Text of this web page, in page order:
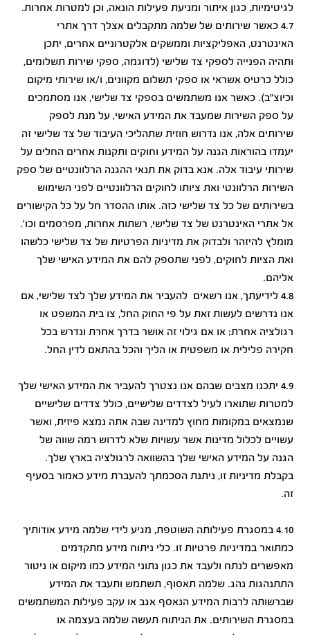
לגיטימיות, כגון איתור ומניעת פעילות הונאה, וכן למטרות אחרות.
4.7 כאשר שירותים של שלמה מתקבלים אצלך דרך אתרי
האינטרנט, האפליקציות וממשקים אלקטרוניים אחרים, יתכן
ותהיה הפנייה לספקי צד שלישי (לדוגמה, ספקי שירות תשלומים,
כולל כרטיס אשראי או ספקי תשלום מקוונים, ו/או שירותי מיקום
וכיוצ"ב). כאשר אנו משתמשים בספקי צד שלישי, אנו מסתמכים
על ספק השירות שמעבד את המידע האישי, על מנת לספק
שירותים אלה, אנו נדרוש חוזית שתהליכי העיבוד של צד שלישי זה
יעמדו בהוראות הגנה על המידע וחוקים ותקנות אחרים החלים על
שירותי עיבוד אלה. אנא בדוק את תנאי ההגנה הרלוונטיים של ספק
השירות הרלוונטי ואת ציותו לחוקים הרלוונטיים לפני השימוש
בשירותים של כל צד שלישי כזה. אותו ההסדר חל על כל הקישורים
אל אתרי האינטרנט של צד שלישי, רשתות אחרות, מפרסמים וכו'.
מומלץ להיזהר ולבדוק את מדיניות הפרטיות של צד שלישי כלשהו
ואת הציות לחוקים, לפני שתספק להם את המידע האישי שלך
אליהם.
4.8 לידיעתך, אנו רשאים להעביר את המידע שלך לצד שלישי, אם
אנו נדרשים לעשות זאת על פי החוק החל, צו בית המשפט או
רגולציה אחרת; או אם גילוי זה אושר בדרך אחרת ונדרש בכל
חקירה פלילית או משפטית או הליך והכל בהתאם לדין החל.
4.9 יתכנו מצבים שבהם אנו נצטרך להעביר את המידע האישי שלך
למטרות שתוארו לעיל לצדדים שלישיים, כולל צדדים שלישיים
שנמצאים במקומות מחוץ למדינה שבה אתה נמצא פיזית, ואשר
עשויים לכלול מדינות אשר עשויות שלא לדרוש רמה שווה של
הגנה על המידע האישי שלך בהשוואה לרגולציה בארץ שלך.
בקבלת מדיניות זו, ניתנת הסכמתך להעברת מידע כאמור בסעיף
זה.
4.10 במסגרת פעילותה השוטפת, מגיע לידי שלמה מידע אודותיך
כמתואר במדיניות פרטיות זו. כלי ניתוח מידע מתקדמים
מאפשרים לנתח ולעבד את כגון נתוני המידע כמו מיקום או ניטור
התתנהגות נהג. שלמה תאסוף, תשתמש ותעבד את המידע
שברשותה לרבות המידע הנאסף אגב או עקב פעילות המשתמשים
במסגרת השירותים. את הניתוח תעשה שלמה בעצמה או